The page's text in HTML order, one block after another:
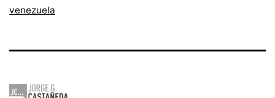
venezuela